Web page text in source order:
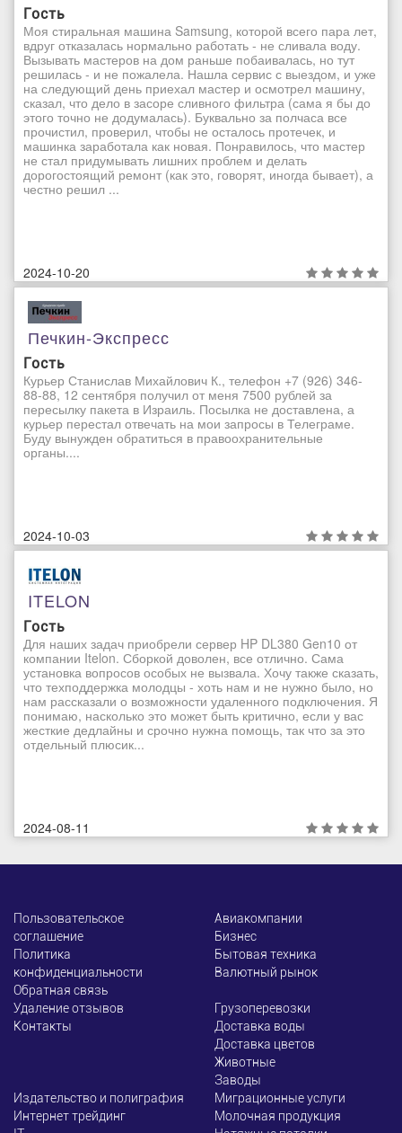
Гость
Моя стиральная машина Samsung, которой всего пара лет,
вдруг отказалась нормально работать - не сливала воду.
Вызывать мастеров на дом раньше побаивалась, но тут
решилась - и не пожалела. Нашла сервис с выездом, и уже
на следующий день приехал мастер и осмотрел машину,
сказал, что дело в засоре сливного фильтра (сама я бы до
этого точно не додумалась). Буквально за полчаса все
прочистил, проверил, чтобы не осталось протечек, и
машинка заработала как новая. Понравилось, что мастер
не стал придумывать лишних проблем и делать
дорогостоящий ремонт (как это, говорят, иногда бывает), а
честно решил ...
2024-10-20
Печкин-Экспресс
Гость
Курьер Станислав Михайлович К., телефон +7 (926) 346-
88-88, 12 сентября получил от меня 7500 рублей за
пересылку пакета в Израиль. Посылка не доставлена, а
курьер перестал отвечать на мои запросы в Телеграме.
Буду вынужден обратиться в правоохранительные
органы....
2024-10-03
ITELON
Гость
Для наших задач приобрели сервер HP DL380 Gen10 от
компании Itelon. Сборкой доволен, все отлично. Сама
установка вопросов особых не вызвала. Хочу также сказать,
что техподдержка молодцы - хоть нам и не нужно было, но
нам рассказали о возможности удаленного подключения. Я
понимаю, насколько это может быть критично, если у вас
жесткие дедлайны и срочно нужна помощь, так что за это
отдельный плюсик...
2024-08-11
Пользовательское
соглашение
Политика
конфиденциальности
Обратная связь
Удаление отзывов
Контакты
Авиакомпании
Бизнес
Бытовая техника
Валютный рынок
Грузоперевозки
Доставка воды
Доставка цветов
Животные
Заводы
Издательство и полиграфия
Интернет трейдинг
Миграционные услуги
Молочная продукция